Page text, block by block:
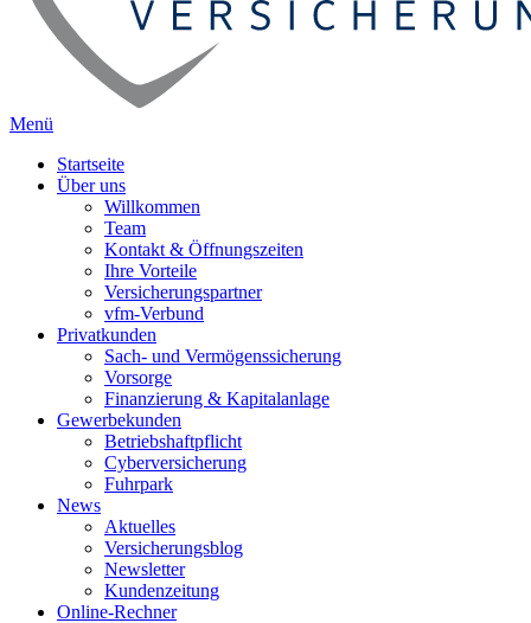
Menü
Startseite
Über uns
Willkommen
Team
Kontakt & Öffnungszeiten
Ihre Vorteile
Versicherungspartner
vfm-Verbund
Privatkunden
Sach- und Vermögenssicherung
Vorsorge
Finanzierung & Kapitalanlage
Gewerbekunden
Betriebshaftpflicht
Cyberversicherung
Fuhrpark
News
Aktuelles
Versicherungsblog
Newsletter
Kundenzeitung
Online-Rechner